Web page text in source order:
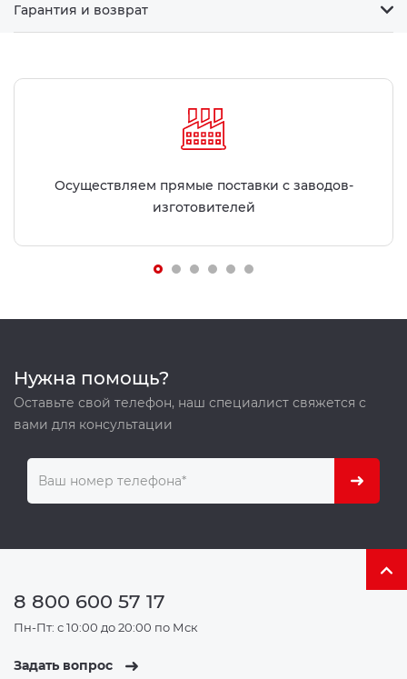
Гарантия и возврат
Осуществляем прямые поставки с заводов-
изготовителей
Нужна помощь?
Оставьте свой телефон, наш специалист свяжется с
вами для консультации
8 800 600 57 17
Пн-Пт: с 10:00 до 20:00 по Мск
Задать вопрос